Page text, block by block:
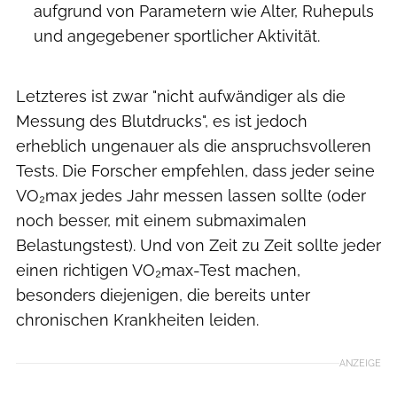
aufgrund von Parametern wie Alter, Ruhepuls
und angegebener sportlicher Aktivität.
Letzteres ist zwar "nicht aufwändiger als die
Messung des Blutdrucks", es ist jedoch
erheblich ungenauer als die anspruchsvolleren
Tests. Die Forscher empfehlen, dass jeder seine
VO₂max jedes Jahr messen lassen sollte (oder
noch besser, mit einem submaximalen
Belastungstest). Und von Zeit zu Zeit sollte jeder
einen richtigen VO₂max-Test machen,
besonders diejenigen, die bereits unter
chronischen Krankheiten leiden.
ANZEIGE